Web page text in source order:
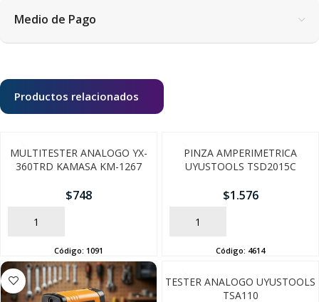
Medio de Pago
Productos relacionados
MULTITESTER ANALOGO YX-
360TRD KAMASA KM-1267
$748
AÑADIR
Código: 1091
PINZA AMPERIMETRICA
UYUSTOOLS TSD2015C
$1.576
AÑADIR
Código: 4614
TESTER ANALOGO UYUSTOOLS
TSA110